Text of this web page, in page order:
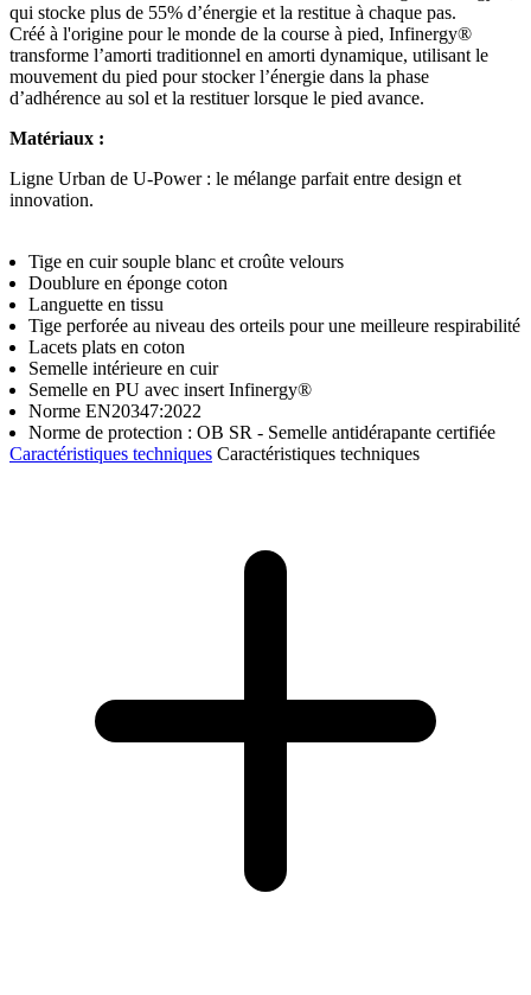
qui stocke plus de 55% d’énergie et la restitue à chaque pas.
Créé à l'origine pour le monde de la course à pied, Infinergy®
transforme l’amorti traditionnel en amorti dynamique, utilisant le
mouvement du pied pour stocker l’énergie dans la phase
d’adhérence au sol et la restituer lorsque le pied avance.
Matériaux :
Ligne Urban de U-Power : le mélange parfait entre design et
innovation.
Tige en cuir souple blanc et croûte velours
Doublure en éponge coton
Languette en tissu
Tige perforée au niveau des orteils pour une meilleure respirabilité
Lacets plats en coton
Semelle intérieure en cuir
Semelle en PU avec insert Infinergy®
Norme EN20347:2022
Norme de protection : OB SR - Semelle antidérapante certifiée
Caractéristiques techniques Caractéristiques techniques